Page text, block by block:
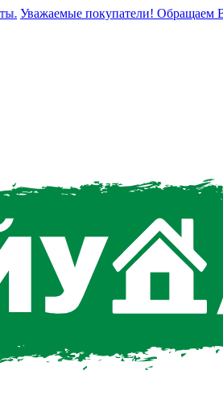
Уважаемые покупатели! Обращаем